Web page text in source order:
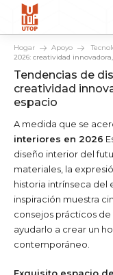
Hogar Apoyo
2026: creatividad
Tendencias de
creatividad
espacio
A medida que se
interiores en 2026
diseño interior del
materiales, la
historia intrínseca del
inspiración muestra
consejos prácticos
ayudarlo a crear un
contemporáneo.